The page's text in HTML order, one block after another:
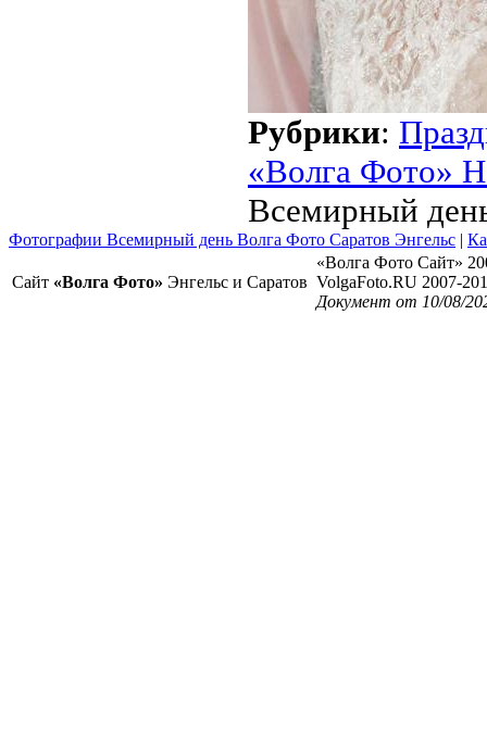
Рубрики:
«Волга Фото»
Всемирный
Фотографии Всемирный день Волга Фото Саратов Энгельс |
Сайт «Волга Фото» Энгельс и Саратов
«Волга Фото Сайт»
VolgaFoto.RU 2007-
Документ от 10/08/